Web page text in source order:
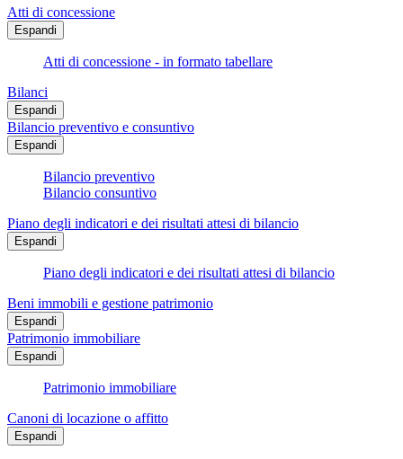
Atti di concessione
Espandi
Atti di concessione - in formato tabellare
Bilanci
Espandi
Bilancio preventivo e consuntivo
Espandi
Bilancio preventivo
Bilancio consuntivo
Piano degli indicatori e dei risultati attesi di bilancio
Espandi
Piano degli indicatori e dei risultati attesi di bilancio
Beni immobili e gestione patrimonio
Espandi
Patrimonio immobiliare
Espandi
Patrimonio immobiliare
Canoni di locazione o affitto
Espandi